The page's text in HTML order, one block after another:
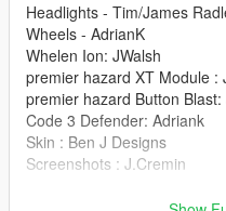
Headlights - Tim/James
Wheels - AdrianK
Whelen Ion: JWalsh
premier hazard XT Module :
premier hazard Button
Code 3 Defender: Adriank
Skin : Ben J Designs
Screenshots : J.Cremin